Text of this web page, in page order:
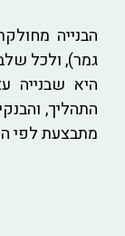
הבנייה
גמר), ולכל
היא שבנייה
התהליך,
מתבצעת לפי